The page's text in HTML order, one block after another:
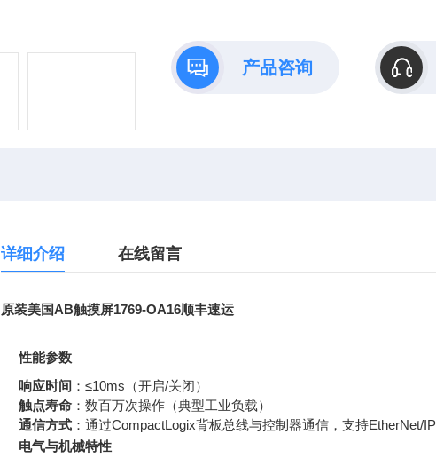
产品咨询
详细介绍 在线留言
原装美国AB触摸屏1769-OA16顺丰速运
性能参数
响应时间 ：≤10ms（开启/关闭）
触点寿命 ：数百万次操作（典型工业负载）
通信方式 ：通过CompactLogix背板总线与控制器通信，支持EtherNet/
电气与机械特性